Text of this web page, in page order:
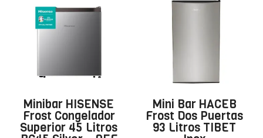
Minibar HISENSE
Frost Congelador
Superior 45 Litros
Mini Bar HACEB
Frost Dos Puertas
93 Litros TIBET